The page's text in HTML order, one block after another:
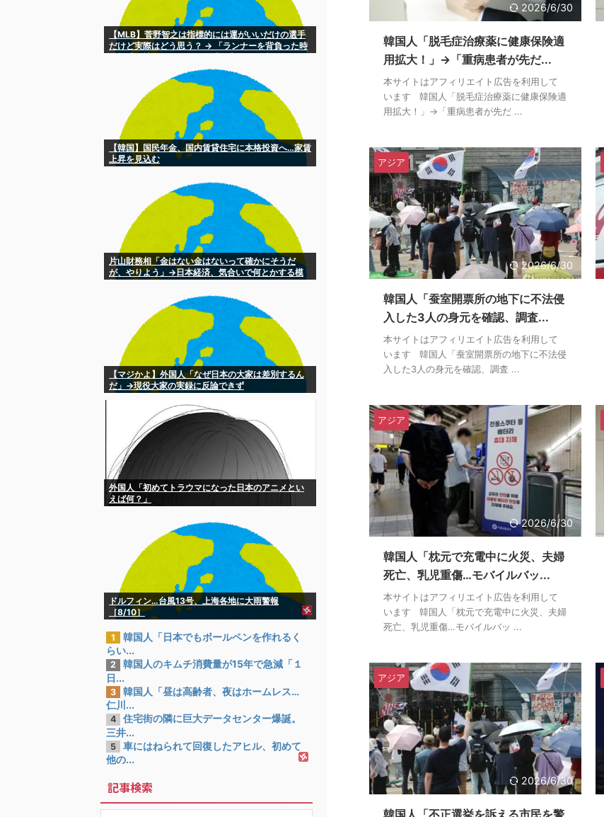
2026/6/30
韓国人「脱毛症治療薬に健康保険適
用拡大！」→「重病患者が先だ...
本サイトはアフィリエイト広告を利用して
います 韓国人「脱毛症治療薬に健康保険適
用拡大！」→「重病患者が先だ ...
2026/6/30
アジア
韓国人「蚕室開票所の地下に不法侵
入した3人の身元を確認、調査...
本サイトはアフィリエイト広告を利用して
います 韓国人「蚕室開票所の地下に不法侵
入した3人の身元を確認、調査 ...
2026/6/30
アジア
韓国人「枕元で充電中に火災、夫婦
死亡、乳児重傷…モバイルバッ...
本サイトはアフィリエイト広告を利用して
います 韓国人「枕元で充電中に火災、夫婦
死亡、乳児重傷…モバイルバッ ...
2026/6/30
アジア
韓国人「不正選挙を訴える市民を警
【MLB】菅野智之は指標的には運がいいだけの選手
だけど実際はどう思う？ → 「ランナーを背負った時
【韓国】国民年金、国内賃貸住宅に本格投資へ…家賃
上昇を見込む
片山財務相「金はない金はないって確かにそうだ
が、やりよう」→日本経済、気合いで何とかする模
【マジかよ】外国人「なぜ日本の大家は差別するん
だ」→現役大家の実録に反論できず
外国人「初めてトラウマになった日本のアニメとい
えば何？」
ドルフィン…台風13号、上海各地に大雨警報
［8/10］
1
韓国人「日本でもボールペンを作れるく
らい...
2
韓国人のキムチ消費量が15年で急減「１
日...
3
韓国人「昼は高齢者、夜はホームレス…
仁川...
4
住宅街の隣に巨大データセンター爆誕。
三井...
5
車にはねられて回復したアヒル、初めて
他の...
記事検索